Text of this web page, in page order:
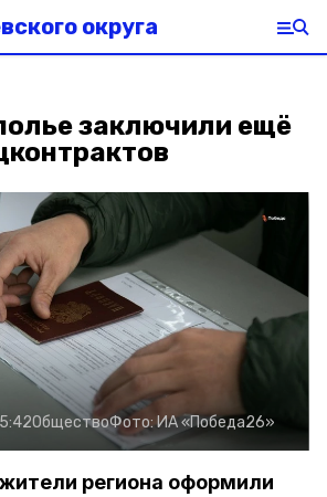
округа
заключили ещё
ОбществоФото:ИА «Победа26»
региона оформили